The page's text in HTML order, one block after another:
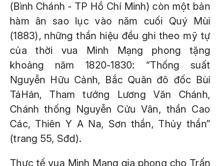
(Bình Chánh - TP Hồ Chí Minh) còn một bản
hàm ân sao lục vào năm cuối Quý Mùi
(1883), những thần hiệu đều ghi theo mỹ tự
của thời vua Minh Mạng phong tặng
khoảng năm 1820-1830: “Thống suất
Nguyễn Hữu Cảnh, Bắc Quân đô đốc Bùi
TáHán, Tham tướng Lương Văn Chánh,
Chánh thống Nguyễn Cửu Vân, thần Cao
Các, Thiên Y A Na, Sơn thần, Thủy thần”
(trang 55, Sđd).
Thực tế vua Minh Mạng gia phong cho Trấn